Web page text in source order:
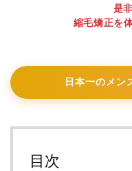
是
縮毛矯正を
日本一のメン
目次